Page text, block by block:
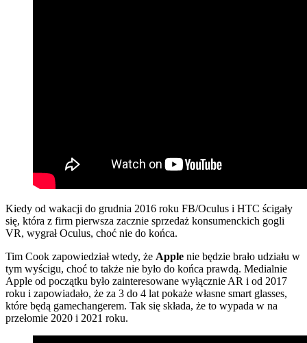
Kiedy od wakacji do grudnia 2016 roku FB/Oculus i HTC ścigały
się, która z firm pierwsza zacznie sprzedaż konsumenckich gogli
VR, wygrał Oculus, choć nie do końca.
Tim Cook zapowiedział wtedy, że Apple nie będzie brało udziału w
tym wyścigu, choć to także nie było do końca prawdą. Medialnie
Apple od początku było zainteresowane wyłącznie AR i od 2017
roku i zapowiadało, że za 3 do 4 lat pokaże własne smart glasses,
które będą gamechangerem. Tak się składa, że to wypada w na
przełomie 2020 i 2021 roku.